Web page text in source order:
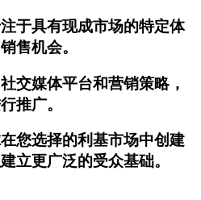
于具有现成市场的特定体
售机会。
交媒体平台和营销策略，
推广。
您选择的利基市场中创建
立更广泛的受众基础。